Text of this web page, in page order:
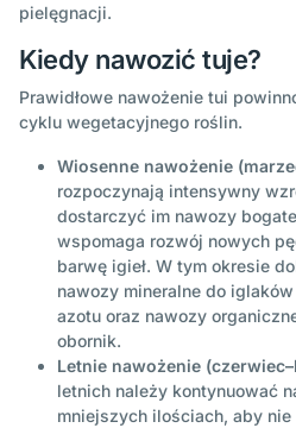
pielęgnacji.
Kiedy nawozić tuje?
Prawidłowe nawożenie tui
cyklu wegetacyjnego roślin.
Wiosenne nawożenie
rozpoczynają intensywny
dostarczyć im nawozy
wspomaga rozwój nowych
barwę igieł. W tym okresie
nawozy mineralne do
azotu oraz nawozy
obornik.
Letnie nawożenie
letnich należy kontynuować
mniejszych ilościach, aby